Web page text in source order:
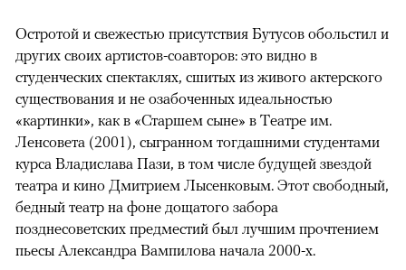
Остротой и свежестью присутствия Бутусов обольстил и
других своих артистов-соавторов: это видно в
студенческих спектаклях, сшитых из живого актерского
существования и не озабоченных идеальностью
«картинки», как в «Старшем сыне» в Театре им.
Ленсовета (2001), сыгранном тогдашними студентами
курса Владислава Пази, в том числе будущей звездой
театра и кино Дмитрием Лысенковым. Этот свободный,
бедный театр на фоне дощатого забора
позднесоветских предместий был лучшим прочтением
пьесы Александра Вампилова начала 2000-х.